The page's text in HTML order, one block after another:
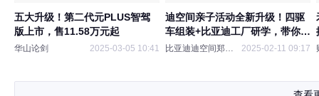
五大升级！第二代元PLUS智驾
版上市，售11.58万元起
华山论剑 2025-03-05 10:41
迪空间亲子活动全新升级！四驱
车组装+比亚迪工厂研学，带你玩
转科技周末！比亚迪迪空间郑州馆 2025-02-11 09:17